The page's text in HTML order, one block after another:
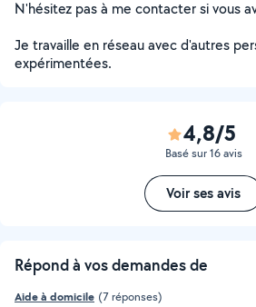
N'hésitez pas à me contacter si vous
Je travaille en réseau avec d'autres
expérimentées.
4,8/5
Basé sur 16 avis
Voir ses avis
Répond à vos demandes de
Aide à domicile (7 réponses)